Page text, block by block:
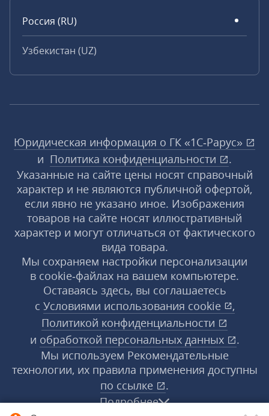
Россия (RU)
Узбекистан (UZ)
Юридическая информация о ГК «1С‑Рарус»
и Политика конфиденциальности
.
Указанные на сайте цены носят справочный
характер и не являются публичной офертой,
если явно не указано иное. Изображения
товаров на сайте носят иллюстративный
характер и могут отличаться от фактического
вида товара.
Мы сохраняем настройки персонализации
в cookie‑файлах на вашем компьютере.
Оставаясь здесь, вы соглашаетесь
с Условиями использования cookie
,
Политикой конфиденциальности
и обработкой персональных данных
.
Мы используем Рекомендательные
технологии, их правила применения доступны
по ссылке
.
Подробнее